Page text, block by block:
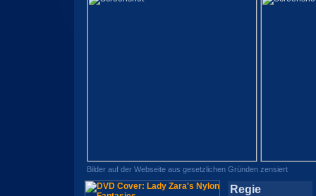
Bilder auf der Webseite aus gesetzlichen Gründen zensiert
Regie